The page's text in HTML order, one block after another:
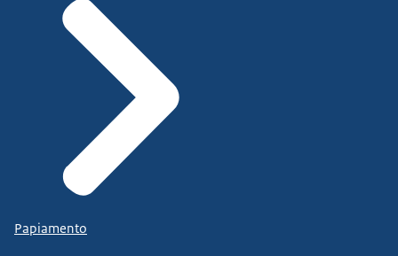
Papiamento